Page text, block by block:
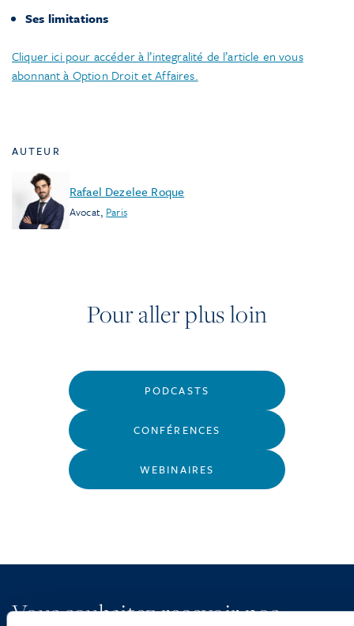
Ses limitations
Cliquer ici pour accéder à l’integralité de l’article en vous
abonnant à Option Droit et Affaires.
AUTEUR
Rafael Dezelee Roque
Avocat, Paris
Pour aller plus loin
PODCASTS
CONFÉRENCES
WEBINAIRES
Vous souhaitez recevoir nos